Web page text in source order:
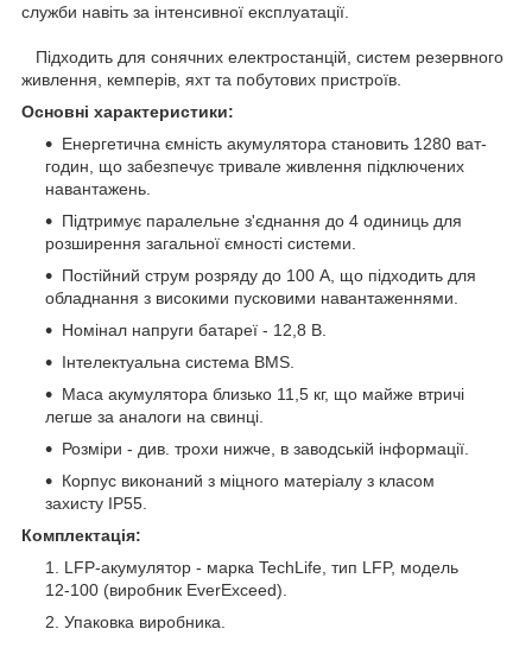
служби навіть за інтенсивної експлуатації.
Підходить для сонячних електростанцій, систем резервного
живлення, кемперів, яхт та побутових пристроїв.
Основні характеристики:
Енергетична ємність акумулятора становить 1280 ват-
годин, що забезпечує тривале живлення підключених
навантажень.
Підтримує паралельне з'єднання до 4 одиниць для
розширення загальної ємності системи.
Постійний струм розряду до 100 А, що підходить для
обладнання з високими пусковими навантаженнями.
Номінал напруги батареї - 12,8 В.
Інтелектуальна система BMS.
Маса акумулятора близько 11,5 кг, що майже втричі
легше за аналоги на свинці.
Розміри - див. трохи нижче, в заводській інформації.
Корпус виконаний з міцного матеріалу з класом
захисту IP55.
Комплектація:
LFP-акумулятор - марка TechLife, тип LFP, модель
12-100 (виробник EverExceed).
Упаковка виробника.